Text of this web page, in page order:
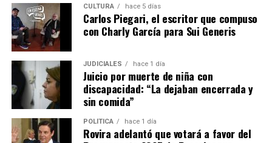
Esther Leiva trabajó como empleada doméstica en la casa donde
Belén vivió un tiempo con su madre.
“Vivía en abandono total”
Esa empleada se trata deEsther Leiva, más conocida
como “Gordi”, que declaró después de Balmaceda.
“Vengo acá a ratificar todo lo que ya conté”, avisó y
aseguró “me acuerdo de todo como si fuese ayer”.
CULTURA hace 5 días
Carlos Piegari, el escritor que compuso
con Charly García para Sui Generis
JUDICIALES hace 1 día
Juicio por muerte de niña con
discapacidad: “La dejaban encerrada y
sin comida”
POLÍTICA hace 1 día
Rovira adelantó que votará a favor del